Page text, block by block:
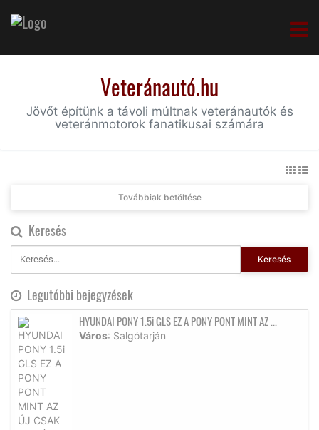
Veteránautó.hu
Jövőt építünk a távoli múltnak veteránautók és
veteránmotorok fanatikusai számára
Továbbiak betöltése
Keresés
Keresés
Legutóbbi bejegyzések
HYUNDAI PONY 1.5i GLS EZ A PONY PONT MINT AZ ...
Város: Salgótarján